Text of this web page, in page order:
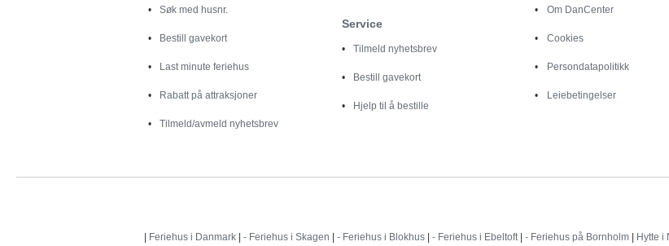
Søk med husnr.
Bestill gavekort
Last minute feriehus
Rabatt på attraksjoner
Tilmeld/avmeld nyhetsbrev
Service
Tilmeld nyhetsbrev
Bestill gavekort
Hjelp til å bestille
Om DanCenter
Cookies
Persondatapolitikk
Leiebetingelser
| Feriehus i Danmark | - Feriehus i Skagen | - Feriehus i Blokhus | - Feriehus i Ebeltoft | - Feriehus på Bornholm | Hytte i